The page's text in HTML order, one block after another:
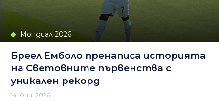
Мондиал 2026
Бреел Емболо пренаписа историята
на Световните първенства с
уникален рекорд
14 Юни, 2026